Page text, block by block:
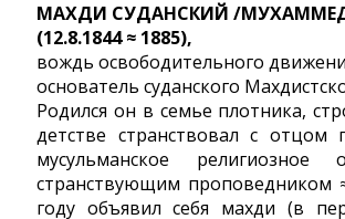
МАХДИ СУДАНСКИЙ /
(12.8.1844 ≈ 1885),
вождь освободительного
основатель суданского
Родился он в семье плотника,
детстве странствовал с отцом
мусульманское религиозное
странствующим проповедником
году объявил себя махди (в